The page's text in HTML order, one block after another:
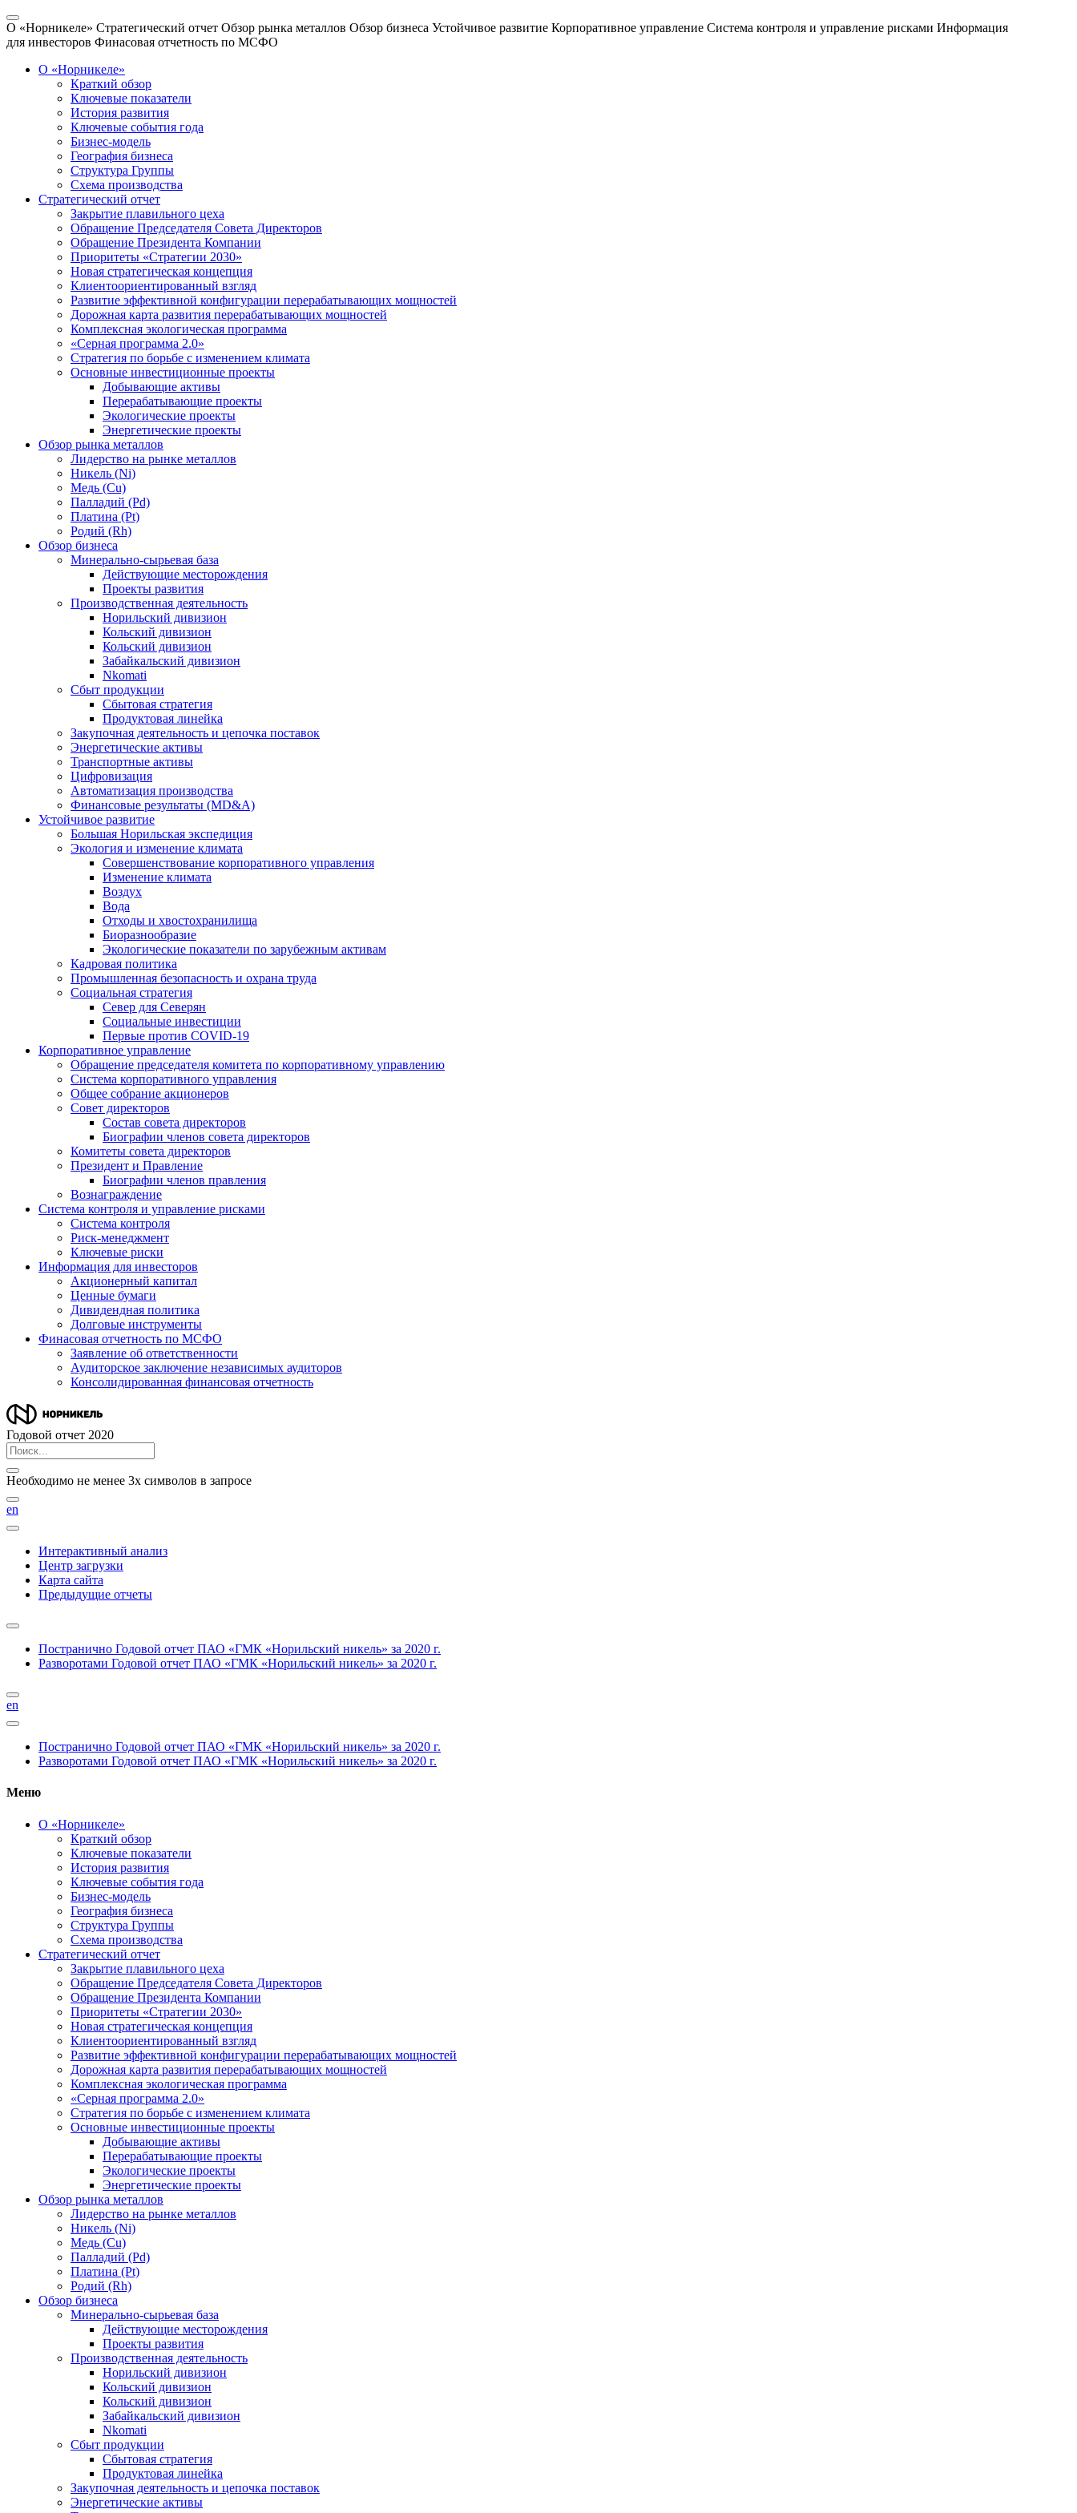
О «Норникеле» Стратегический отчет Обзор рынка металлов Обзор бизнеса Устойчивое развитие Корпоративное управление Система контроля и управление рисками Информация
для инвесторов Финасовая отчетность по МСФО
О «Норникеле»
Краткий обзор
Ключевые показатели
История развития
Ключевые события года
Бизнес-модель
География бизнеса
Структура Группы
Схема производства
Стратегический отчет
Закрытие плавильного цеха
Обращение Председателя Совета Директоров
Обращение Президента Компании
Приоритеты «Стратегии 2030»
Новая стратегическая концепция
Клиентоориентированный взгляд
Развитие эффективной конфигурации перерабатывающих мощностей
Дорожная карта развития перерабатывающих мощностей
Комплексная экологическая программа
«Серная программа 2.0»
Стратегия по борьбе с изменением климата
Основные инвестиционные проекты
Добывающие активы
Перерабатывающие проекты
Экологические проекты
Энергетические проекты
Обзор рынка металлов
Лидерство на рынке металлов
Никель (Ni)
Медь (Cu)
Палладий (Pd)
Платина (Pt)
Родий (Rh)
Обзор бизнеса
Минерально-сырьевая база
Действующие месторождения
Проекты развития
Производственная деятельность
Норильский дивизион
Кольский дивизион
Кольский дивизион
Забайкальский дивизион
Nkomati
Сбыт продукции
Сбытовая стратегия
Продуктовая линейка
Закупочная деятельность и цепочка поставок
Энергетические активы
Транспортные активы
Цифровизация
Автоматизация производства
Финансовые результаты (MD&A)
Устойчивое развитие
Большая Норильская экспедиция
Экология и изменение климата
Совершенствование корпоративного управления
Изменение климата
Воздух
Вода
Отходы и хвостохранилища
Биоразнообразие
Экологические показатели по зарубежным активам
Кадровая политика
Промышленная безопасность и охрана труда
Социальная стратегия
Север для Северян
Социальные инвестиции
Первые против COVID‑19
Корпоративное управление
Обращение председателя комитета по корпоративному управлению
Система корпоративного управления
Общее собрание акционеров
Совет директоров
Состав совета директоров
Биографии членов совета директоров
Комитеты совета директоров
Президент и Правление
Биографии членов правления
Вознаграждение
Система контроля и управление рисками
Система контроля
Риск-менеджмент
Ключевые риски
Информация для инвесторов
Акционерный капитал
Ценные бумаги
Дивидендная политика
Долговые инструменты
Финасовая отчетность по МСФО
Заявление об ответственности
Аудиторское заключение независимых аудиторов
Консолидированная финансовая отчетность
Годовой отчет 2020
Необходимо не менее 3х символов в запросе
en
Интерактивный анализ
Центр загрузки
Карта сайта
Предыдущие отчеты
Постранично Годовой отчет ПАО «ГМК «Норильский никель» за 2020 г.
Разворотами Годовой отчет ПАО «ГМК «Норильский никель» за 2020 г.
en
Постранично Годовой отчет ПАО «ГМК «Норильский никель» за 2020 г.
Разворотами Годовой отчет ПАО «ГМК «Норильский никель» за 2020 г.
Меню
О «Норникеле»
Краткий обзор
Ключевые показатели
История развития
Ключевые события года
Бизнес-модель
География бизнеса
Структура Группы
Схема производства
Стратегический отчет
Закрытие плавильного цеха
Обращение Председателя Совета Директоров
Обращение Президента Компании
Приоритеты «Стратегии 2030»
Новая стратегическая концепция
Клиентоориентированный взгляд
Развитие эффективной конфигурации перерабатывающих мощностей
Дорожная карта развития перерабатывающих мощностей
Комплексная экологическая программа
«Серная программа 2.0»
Стратегия по борьбе с изменением климата
Основные инвестиционные проекты
Добывающие активы
Перерабатывающие проекты
Экологические проекты
Энергетические проекты
Обзор рынка металлов
Лидерство на рынке металлов
Никель (Ni)
Медь (Cu)
Палладий (Pd)
Платина (Pt)
Родий (Rh)
Обзор бизнеса
Минерально-сырьевая база
Действующие месторождения
Проекты развития
Производственная деятельность
Норильский дивизион
Кольский дивизион
Кольский дивизион
Забайкальский дивизион
Nkomati
Сбыт продукции
Сбытовая стратегия
Продуктовая линейка
Закупочная деятельность и цепочка поставок
Энергетические активы